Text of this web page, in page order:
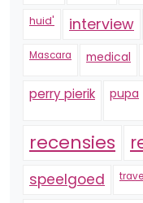
huid' interview
Mascara medical
perry pierik pupa
recensies
speelgoed